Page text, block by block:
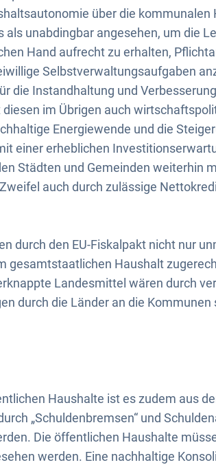
über die kommunalen
als unabdingbar angesehen, um die
Hand aufrecht zu erhalten,
Selbstverwaltungsaufgaben
die Instandhaltung und
im Übrigen auch
Energiewende und die
einer erheblichen
Städten und Gemeinden weiterhin
auch durch zulässige
durch den EU-Fiskalpakt nicht nur
gesamtstaatlichen Haushalt
Landesmittel wären durch
durch die Länder an die Kommunen
Haushalte ist es zudem aus
„Schuldenbremsen“ und
Die öffentlichen Haushalte
werden. Eine nachhaltige